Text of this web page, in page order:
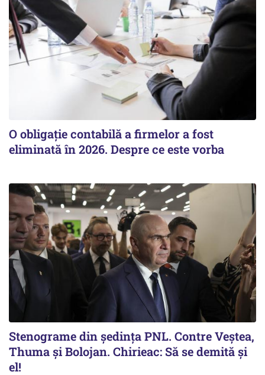
O obligație contabilă a firmelor a fost
eliminată în 2026. Despre ce este vorba
Stenograme din ședința PNL. Contre Veștea,
Thuma și Bolojan. Chirieac: Să se demită și
el!